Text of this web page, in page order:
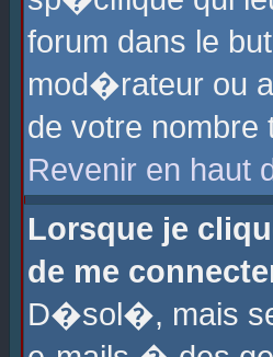
forum dans le
mod�rateur ou
de votre nombre
Revenir en haut
Lorsque je
de me
D�sol�, mais